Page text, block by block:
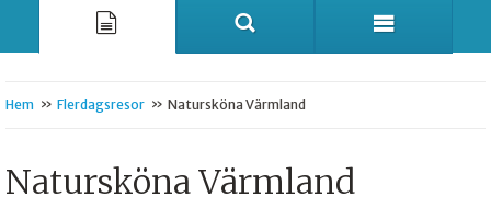
Hem » Flerdagsresor » Natursköna Värmland
Natursköna Värmland